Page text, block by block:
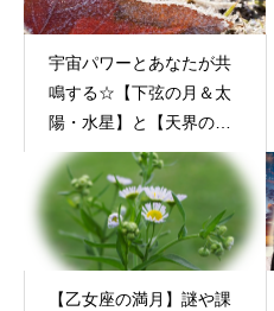
宇宙パワーとあなたが共
鳴する☆【下弦の月＆太
陽・水星】と【天界のメ
ッセージ】１０月２３日
（日）
【乙女座の満月】謎や課